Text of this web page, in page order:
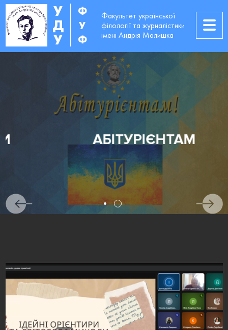
У
Д
У
Ф
У
Ф
Факультет української
філології та журналістики
імені Андрія Малишка
АБІТУРІЄНТАМ